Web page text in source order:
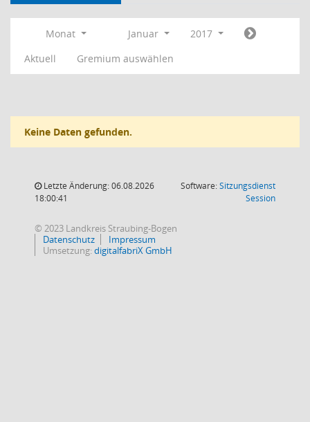
Monat Januar
2017
Aktuell
Gremium auswählen
Keine Daten gefunden.
Letzte Änderung: 06.08.2026
18:00:41
Software:Sitzungsdienst
Session(Wird in
© 2023 Landkreis Straubing-Bogen
Datenschutz
Impressum
Umsetzung:digitalfabriX GmbH